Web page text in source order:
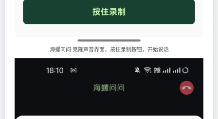
海螺问问 克隆声音界面，按住录制按钮，开始说话